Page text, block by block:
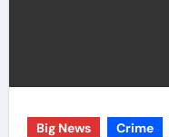
Big News Crime